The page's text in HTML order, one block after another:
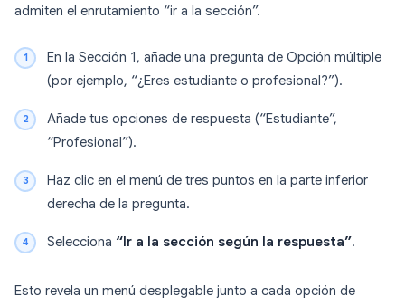
admiten el enrutamiento “ir a la sección”.
En la Sección 1, añade una pregunta de Opción múltiple
(por ejemplo, “¿Eres estudiante o profesional?”).
Añade tus opciones de respuesta (“Estudiante”,
“Profesional”).
Haz clic en el menú de tres puntos en la parte inferior
derecha de la pregunta.
Selecciona “Ir a la sección según la respuesta”.
Esto revela un menú desplegable junto a cada opción de